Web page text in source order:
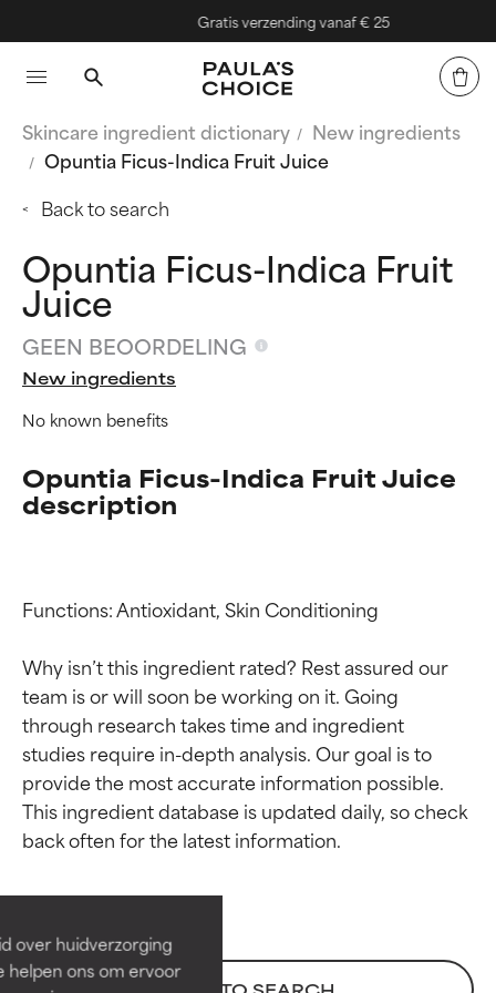
over huidverzorging
helpen ons om ervoor
Gratis verzending vanaf € 25
Skincare ingredient dictionary
New ingredients
Opuntia Ficus-Indica Fruit Juice
Back to search
Opuntia Ficus-Indica Fruit
Juice
GEEN BEOORDELING
New ingredients
No known benefits
Opuntia Ficus-Indica Fruit Juice
description
Functions: Antioxidant, Skin Conditioning
Why isn’t this ingredient rated? Rest assured our
team is or will soon be working on it. Going
through research takes time and ingredient
studies require in-depth analysis. Our goal is to
provide the most accurate information possible.
This ingredient database is updated daily, so check
Beoordelingen van
ingrediënten
Bewezen en ondersteund door
onafhankelijk onderzoek.
Beoordelingen van
ingrediënten
Bewezen en ondersteund door
onafhankelijk onderzoek.